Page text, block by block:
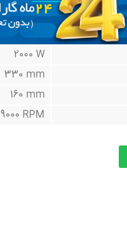
2000 W
330 mm
160 mm
9000 RPM